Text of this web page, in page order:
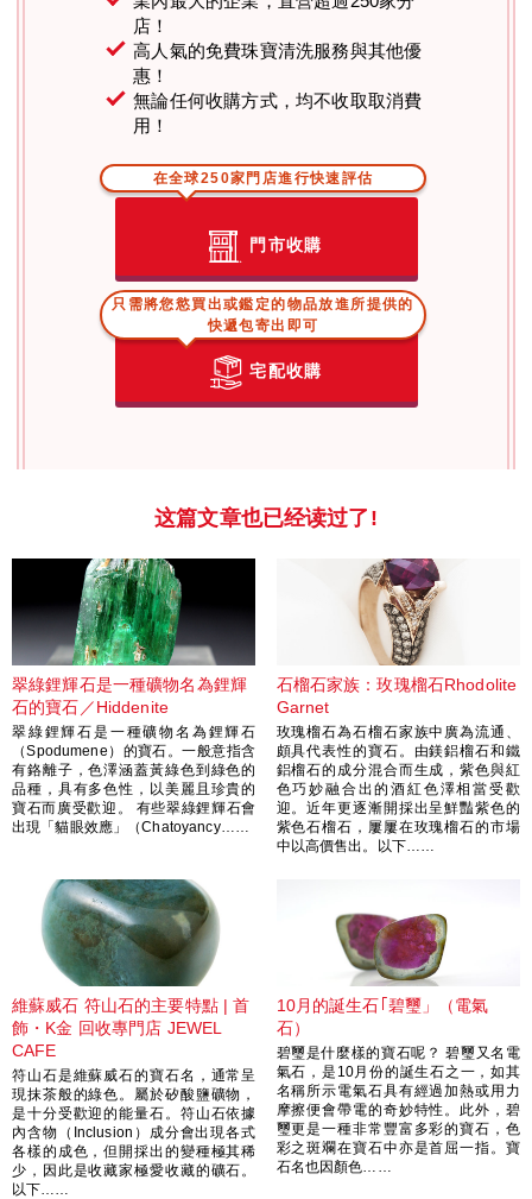
店！
高人氣的免費珠寶清洗服務與其他優
惠！
無論任何收購方式，均不收取取消費
用！
在全球250家門店進行快速評估
門市收購
只需將您慾買出或鑑定的物品放進所提供的
快遞包寄出即可
宅配收購
这篇文章也已经读过了!
翠綠鋰輝石是一種礦物名為鋰輝
石的寶石／Hiddenite
翠綠鋰輝石是一種礦物名為鋰輝石
（Spodumene）的寶石。一般意指含
有鉻離子，色澤涵蓋黃綠色到綠色的
品種，具有多色性，以美麗且珍貴的
寶石而廣受歡迎。 有些翠綠鋰輝石會
出現「貓眼效應」（Chatoyancy……
石榴石家族：玫瑰榴石Rhodolite
Garnet
玫瑰榴石為石榴石家族中廣為流通、
頗具代表性的寶石。由鎂鋁榴石和鐵
鋁榴石的成分混合而生成，紫色與紅
色巧妙融合出的酒紅色澤相當受歡
迎。近年更逐漸開採出呈鮮豔紫色的
紫色石榴石，屢屢在玫瑰榴石的市場
中以高價售出。以下……
維蘇威石 符山石的主要特點 | 首
飾・K金 回收專門店 JEWEL
CAFE
符山石是維蘇威石的寶石名，通常呈
現抹茶般的綠色。屬於矽酸鹽礦物，
是十分受歡迎的能量石。符山石依據
內含物（Inclusion）成分會出現各式
各樣的成色，但開採出的變種極其稀
少，因此是收藏家極愛收藏的礦石。
以下……
10月的誕生石｢碧璽」（電氣
石）
碧璽是什麼樣的寶石呢？ 碧璽又名電
氣石，是10月份的誕生石之一，如其
名稱所示電氣石具有經過加熱或用力
摩擦便會帶電的奇妙特性。此外，碧
璽更是一種非常豐富多彩的寶石，色
彩之斑斕在寶石中亦是首屈一指。寶
石名也因顏色……